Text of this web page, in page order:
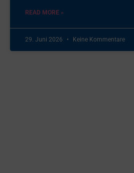
READ MORE »
29. Juni 2026 Keine Kommentare